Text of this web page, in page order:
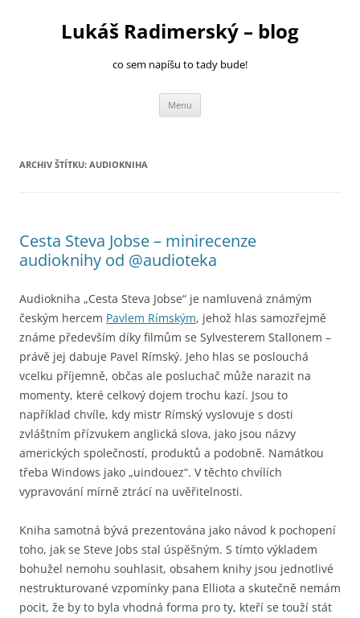
Lukáš Radimerský – blog
co sem napíšu to tady bude!
Menu
ARCHIV ŠTÍTKU: AUDIOKNIHA
Cesta Steva Jobse – minirecenze
audioknihy od @audioteka
Audiokniha „Cesta Steva Jobse“ je namluvená známým
českým hercem Pavlem Rímským, jehož hlas samozřejmě
známe především díky filmům se Sylvesterem Stallonem –
právě jej dabuje Pavel Rímský. Jeho hlas se poslouchá
vcelku příjemně, občas ale posluchač může narazit na
momenty, které celkový dojem trochu kazí. Jsou to
například chvíle, kdy mistr Rímský vyslovuje s dosti
zvláštním přízvukem anglická slova, jako jsou názvy
amerických společností, produktů a podobně. Namátkou
třeba Windows jako „uindouez“. V těchto chvílích
vypravování mírně ztrácí na uvěřitelnosti.
Kniha samotná bývá prezentována jako návod k pochopení
toho, jak se Steve Jobs stal úspěšným. S tímto výkladem
bohužel nemohu souhlasit, obsahem knihy jsou jednotlivé
nestrukturované vzpomínky pana Elliota a skutečně nemám
pocit, že by to byla vhodná forma pro ty, kteří se touží stát